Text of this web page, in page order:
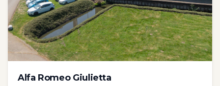
Alfa Romeo Giulietta